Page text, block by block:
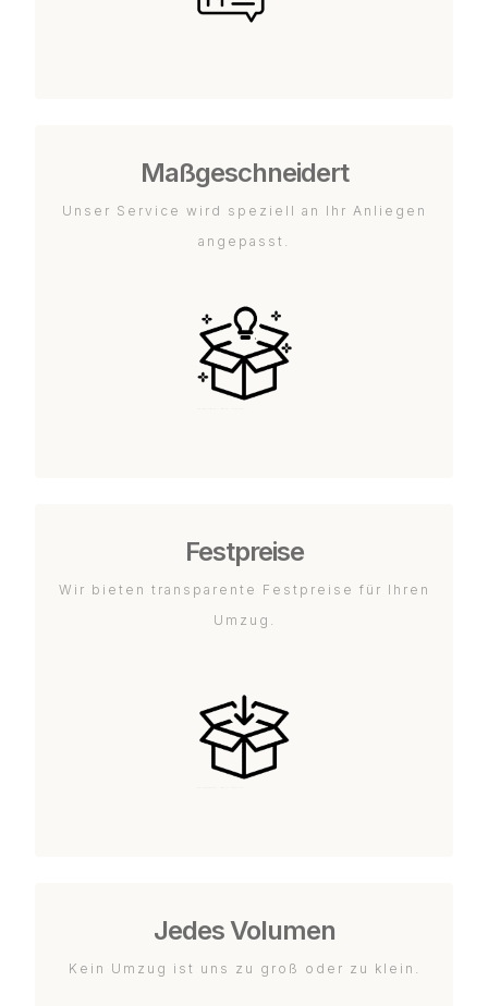
Maßgeschneidert
Unser Service wird speziell an Ihr Anliegen
angepasst.
Festpreise
Wir bieten transparente Festpreise für Ihren
Umzug.
Jedes Volumen
Kein Umzug ist uns zu groß oder zu klein.